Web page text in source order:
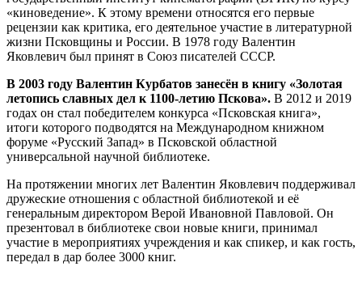
«киноведение». К этому времени относятся его первые
рецензии как критика, его деятельное участие в литературной
жизни Псковщины и России. В 1978 году Валентин
Яковлевич был принят в Союз писателей СССР.
В 2003 году Валентин Курбатов занесён в книгу «Золотая
летопись славных дел к 1100-летию Пскова». В 2012 и 2019
годах он стал победителем конкурса «Псковская книга»,
итоги которого подводятся на Международном книжном
форуме «Русский Запад» в Псковской областной
универсальной научной библиотеке.
На протяжении многих лет Валентин Яковлевич поддерживал
дружеские отношения с областной библиотекой и её
генеральным директором Верой Ивановной Павловой. Он
презентовал в библиотеке свои новые книги, принимал
участие в мероприятиях учреждения и как спикер, и как гость,
передал в дар более 3000 книг.